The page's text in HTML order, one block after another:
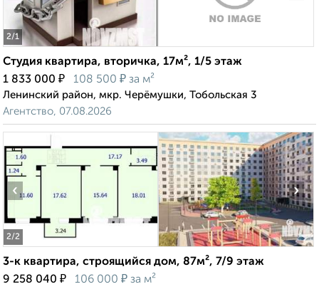
2/1
Студия квартира, вторичка, 17м², 1/5 этаж
1 833 000 ₽ 108 500 ₽ за м²
Ленинский район, мкр. Черёмушки, Тобольская 3
Агентство, 07.08.2026
2/2
‹ ›
3-к квартира, строящийся дом, 87м², 7/9 этаж
9 258 040 ₽ 106 000 ₽ за м²